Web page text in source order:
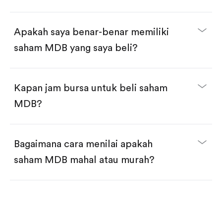
Apakah saya benar-benar memiliki
saham MDB yang saya beli?
Kapan jam bursa untuk beli saham
MDB?
Bagaimana cara menilai apakah
saham MDB mahal atau murah?